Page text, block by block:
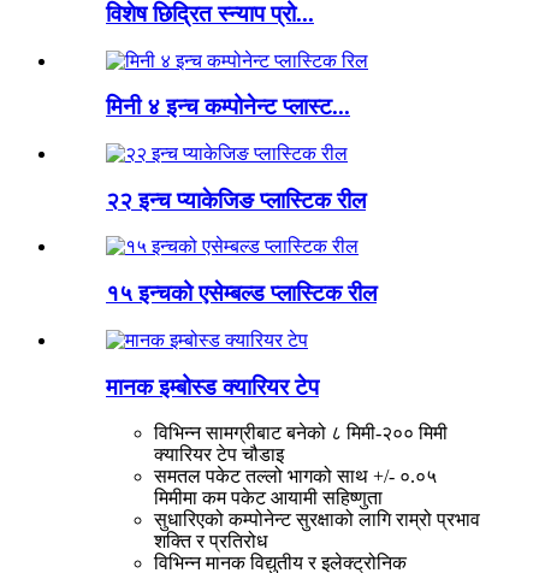
विशेष छिद्रित स्न्याप प्रो...
मिनी ४ इन्च कम्पोनेन्ट प्लास्ट...
२२ इन्च प्याकेजिङ प्लास्टिक रील
१५ इन्चको एसेम्बल्ड प्लास्टिक रील
मानक इम्बोस्ड क्यारियर टेप
विभिन्न सामग्रीबाट बनेको ८ मिमी-२०० मिमी
क्यारियर टेप चौडाइ
समतल पकेट तल्लो भागको साथ +/- ०.०५
मिमीमा कम पकेट आयामी सहिष्णुता
सुधारिएको कम्पोनेन्ट सुरक्षाको लागि राम्रो प्रभाव
शक्ति र प्रतिरोध
विभिन्न मानक विद्युतीय र इलेक्ट्रोनिक